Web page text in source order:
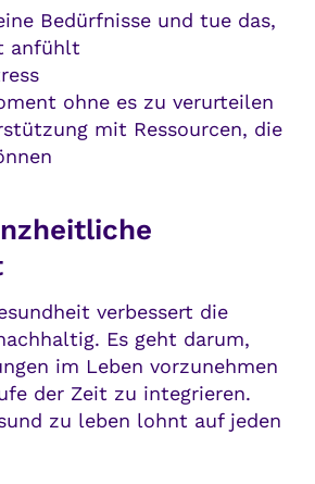
Bedürfnisse und tue das,
anfühlt
ohne es zu verurteilen
mit Ressourcen, die
verbessert die
Es geht darum,
im Leben vorzunehmen
der Zeit zu integrieren.
zu leben lohnt auf jeden